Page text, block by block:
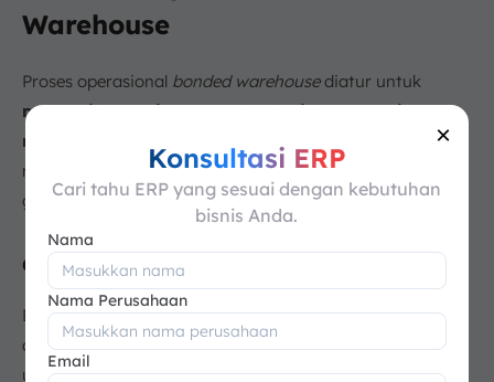
Warehouse
Proses operasional bonded warehousediatur untuk
memastikan setiap prosedur berjalan sesuai
regulasi pabean
membahas langkah-langkah utama dalam operasional
gudang berikat:
a. Penerimaan Barang
Barang yang tiba dibonded warehouseharus diperiksa
dan didokumentasikan. Hal ini meliputi pemeriksaan fisik
untuk memastikan bahwajumlah dan kondisi barang
×
Konsultasi ERP
Cari tahu ERP yang sesuai dengan kebutuhan
bisnis Anda.
Nama
Nama Perusahaan
Email